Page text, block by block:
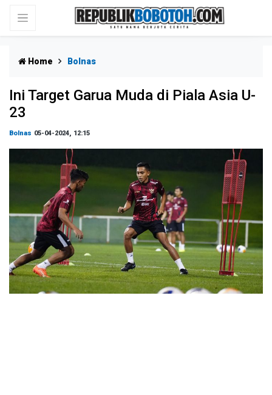
Home Bolnas
Ini Target Garua Muda di Piala Asia U-
23
Bolnas 05-04-2024, 12:15